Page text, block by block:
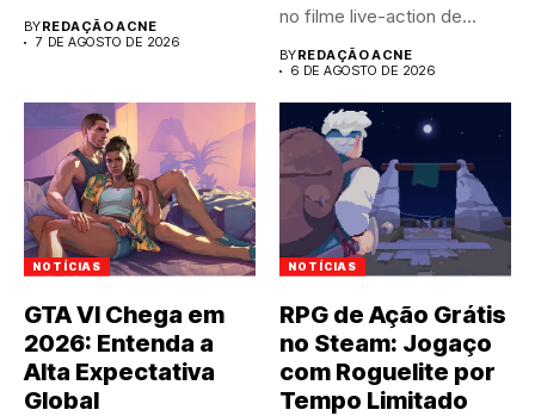
BYREDAÇÃO ACNE
7 DE AGOSTO DE 2026
no filme live-action de...
BYREDAÇÃO ACNE
6 DE AGOSTO DE 2026
NOTÍCIAS
GTA VI Chega em
2026: Entenda a
Alta Expectativa
Global
NOTÍCIAS
RPG de Ação Grátis
no Steam: Jogaço
com Roguelite por
Tempo Limitado